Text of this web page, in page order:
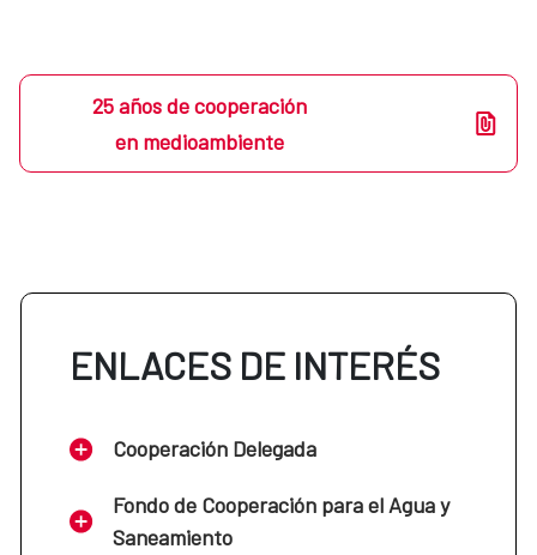
25 años de cooperación
en medioambiente
ENLACES DE INTERÉS
Cooperación Delegada
Fondo de Cooperación para el Agua y
Saneamiento